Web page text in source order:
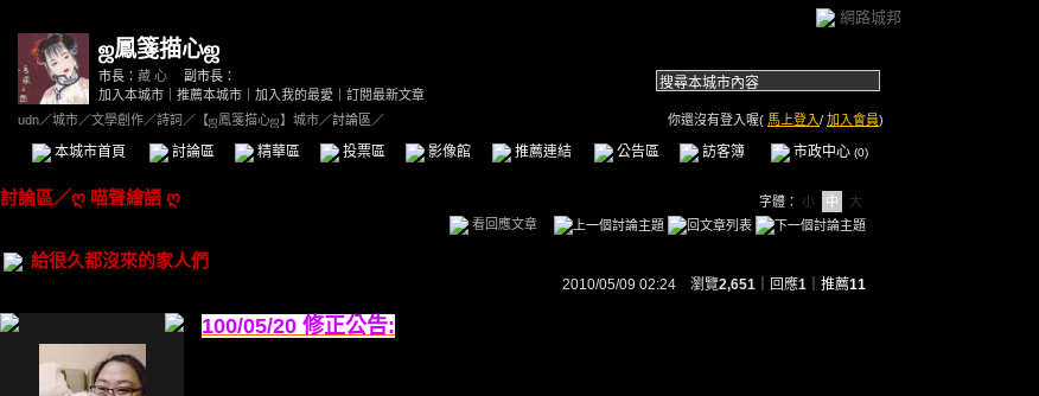
網路城邦
ஜ鳳箋描心ஜ
市長： 藏 心
副市長：
加入本城市
推薦本城市 加入我的最愛
訂閱最新文章
udn／城市／文學創作／詩詞 ／ 【ஜ鳳箋描心ஜ】城市／討論區／ 你還沒有登入喔( 馬上登入/ 加入會員)
本城市首頁 討論區 精華區 投票區 影像館 推薦連結 公告區 訪客簿 市政中心 (0)
討論區／ღ 喵聲繪語 ღ 字體： 小 中
大
看回應文章
給很久都沒來的家人們
2010/05/09 02:24 瀏覽2,651 ｜回應1 推薦11
100/05/20 修正公告: